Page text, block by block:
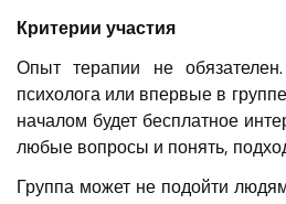
Критерии участия
Опыт терапии не
психолога или впервые в
началом будет бесплатное
любые вопросы и понять,
Группа может не подойти